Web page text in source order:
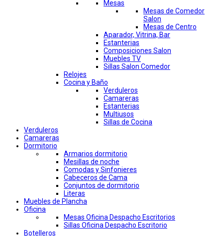
Mesas
Mesas de Comedor
Salon
Mesas de Centro
Aparador, Vitrina, Bar
Estanterias
Composiciones Salon
Muebles TV
Sillas Salon Comedor
Relojes
Cocina y Baño
Verduleros
Camareras
Estanterias
Multiusos
Sillas de Cocina
Verduleros
Camareras
Dormitorio
Armarios dormitorio
Mesillas de noche
Comodas y Sinfonieres
Cabeceros de Cama
Conjuntos de dormitorio
Literas
Muebles de Plancha
Oficina
Mesas Oficina Despacho Escritorios
Sillas Oficina Despacho Escritorio
Botelleros